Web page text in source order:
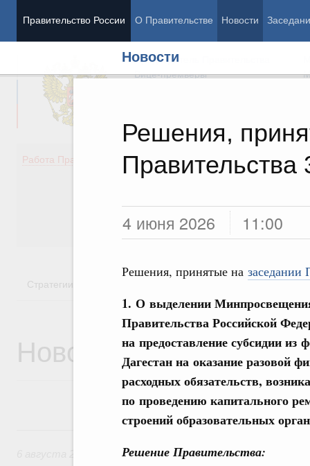
Правительство России О Правительстве Новости
Новости
Решения,
Правительства
4 июня 2026 11:00
Решения, принятые на заседании
1. О выделении
Правительства Российской
на предоставление субсидии из
Дагестан на оказание разовой
расходных обязательств,
по проведению капитального
строений образовательных
Решение Правительства:
Председатель Правительства
Вице-премьеры
Работа Правительства
Демография
Здоровье
Общество
Государство
Стратегии
Новости
6 августа, четверг
Общие вопросы промышленной политики